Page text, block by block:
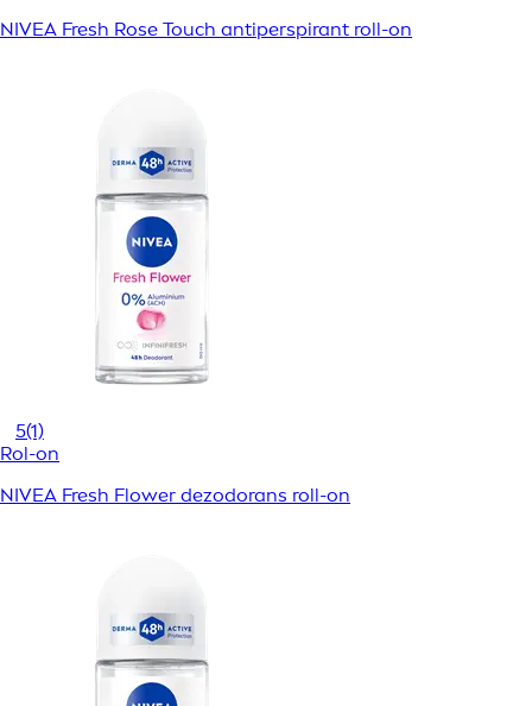
NIVEA Fresh Rose Touch antiperspirant roll-on
5(1)
Rol-on
NIVEA Fresh Flower dezodorans roll-on